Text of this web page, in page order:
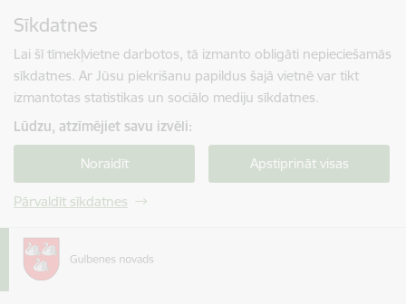
Sīkdatnes
Lai šī tīmekļvietne darbotos, tā izmanto obligāti nepieciešamās
sīkdatnes. Ar Jūsu piekrišanu papildus šajā vietnē var tikt
izmantotas statistikas un sociālo mediju sīkdatnes.
Lūdzu, atzīmējiet savu izvēli:
Noraidīt Apstiprināt visas
Pārvaldīt sīkdatnes